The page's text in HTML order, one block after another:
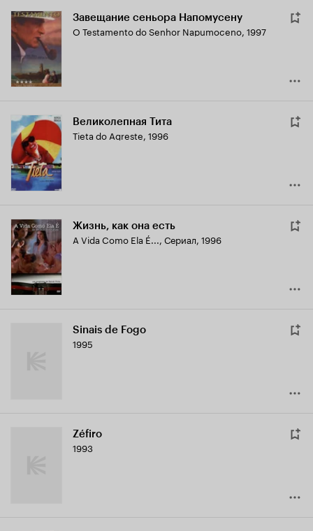
Завещание сеньора Напомусену
O Testamento do Senhor Napumoceno, 1997
Великолепная Тита
Tieta do Agreste, 1996
Жизнь, как она есть
A Vida Como Ela É..., Сериал, 1996
Sinais de Fogo
1995
Zéfiro
1993